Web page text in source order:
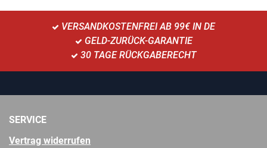
VERSANDKOSTENFREI AB 99€ IN DE
GELD-ZURÜCK-GARANTIE
30 TAGE RÜCKGABERECHT
SERVICE
Vertrag widerrufen